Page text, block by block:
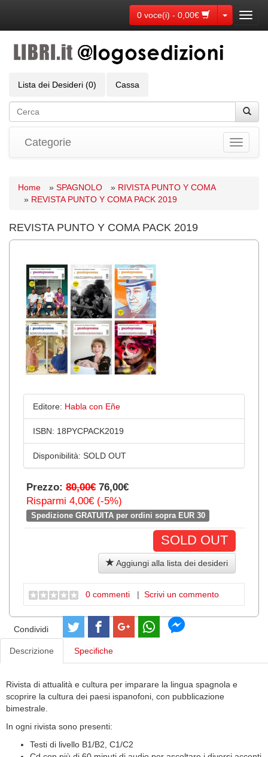
0 voce(i) - 0,00€ Toggle
Lista dei Desideri (0) Cassa
Toggle
Categorie
Home » SPAGNOLO » RIVISTA PUNTO Y COMA
» REVISTA PUNTO Y COMA PACK 2019
REVISTA PUNTO Y COMA PACK 2019
Editore: Habla con Eñe
ISBN: 18PYCPACK2019
Disponibilità: SOLD OUT
Prezzo: 80,00€ 76,00€
Risparmi 4,00€ (-5%)
Spedizione GRATUITA per ordini sopra EUR 30
SOLD OUT
Aggiungi alla lista dei desideri
0 commenti | Scrivi un commento
Condividi
Descrizione Specifiche
Rivista di attualità e cultura per imparare la lingua spagnola e
scoprire la cultura dei paesi ispanofoni, con pubblicazione
bimestrale.
In ogni rivista sono presenti:
Testi di livello B1/B2, C1/C2